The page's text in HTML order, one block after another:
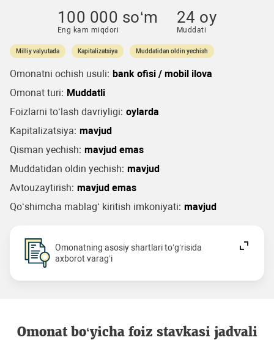
100 000 so‘m
Eng kam miqdori
24 oy
Muddati
Milliy valyutada Kapitalizatsiya Muddatidan oldin yechish
Omonatni ochish usuli: bank ofisi / mobil ilova
Omonat turi: Muddatli
Foizlarni to‘lash davriyligi: oylarda
Kapitalizatsiya: mavjud
Qisman yechish: mavjud emas
Muddatidan oldin yechish: mavjud
Avtouzaytirish: mavjud emas
Qo‘shimcha mablag‘ kiritish imkoniyati: mavjud
Omonatning asosiy shartlari to‘g‘risida
axborot varag‘i
Omonat bo‘yicha foiz stavkasi jadvali